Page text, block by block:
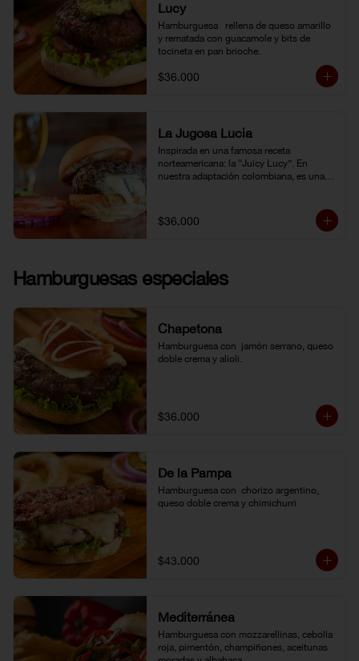
Lucy
Hamburguesa   rellena de queso amarillo
y rematada con guacamole y bits de
tocineta en pan brioche.
$36.000
La Jugosa Lucia
Inspirada en una famosa receta
norteamericana: la “Juicy Lucy”. En
nuestra adaptación colombiana, es una
sabor.
$36.000
Hamburguesas especiales
Chapetona
Hamburguesa con  jamón serrano, queso
doble crema y alioli.
$36.000
De la Pampa
Hamburguesa con  chorizo argentino,
queso doble crema y chimichurri
$43.000
Mediterránea
Hamburguesa con mozzarellinas, cebolla
roja, pimentón, champiñones, aceitunas